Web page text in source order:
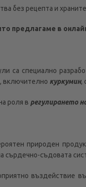
без рецепта и
предлагаме в
са специално
включително куркумин,
роля в регулирането
природен
сърдечно-съдовата
въздействие